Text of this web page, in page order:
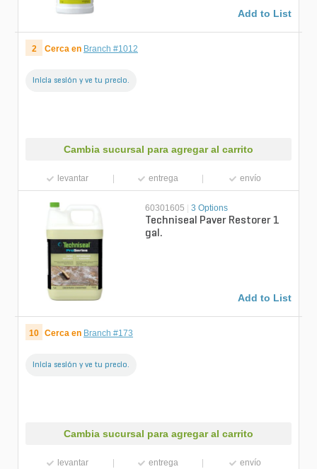
Add to List
2 Cerca en Branch #1012
Inicia sesión y ve tu precio.
Cambia sucursal para agregar al carrito
levantar entrega envío
60301605 | 3 Options
Techniseal Paver Restorer 1
gal.
Add to List
10 Cerca en Branch #173
Inicia sesión y ve tu precio.
Cambia sucursal para agregar al carrito
levantar entrega envío